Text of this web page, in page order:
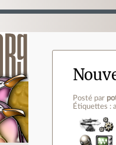
Posté par
Étiquettes :